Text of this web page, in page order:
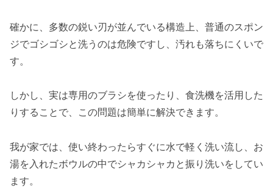
確かに、多数の鋭い刃が並んでいる構造上、普通のスポン
ジでゴシゴシと洗うのは危険ですし、汚れも落ちにくいで
す。
しかし、実は専用のブラシを使ったり、食洗機を活用した
りすることで、この問題は簡単に解決できます。
我が家では、使い終わったらすぐに水で軽く洗い流し、お
湯を入れたボウルの中でシャカシャカと振り洗いをしてい
ます。